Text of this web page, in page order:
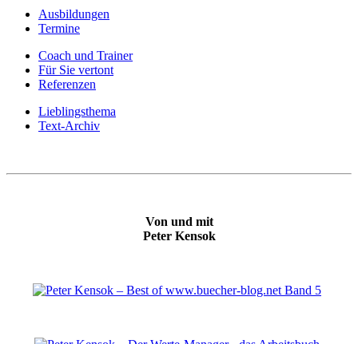
Ausbildungen
Termine
Coach und Trainer
Für Sie vertont
Referenzen
Lieblingsthema
Text-Archiv
Von und mit
Peter Kensok